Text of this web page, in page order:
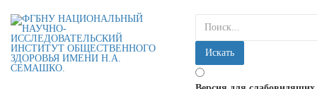
искать...
Искать